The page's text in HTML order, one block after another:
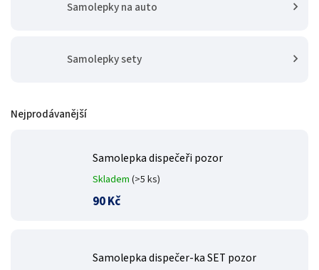
Samolepky na auto
Samolepky sety
Nejprodávanější
Samolepka dispečeři pozor
Skladem (>5 ks)
90 Kč
Samolepka dispečer-ka SET pozor